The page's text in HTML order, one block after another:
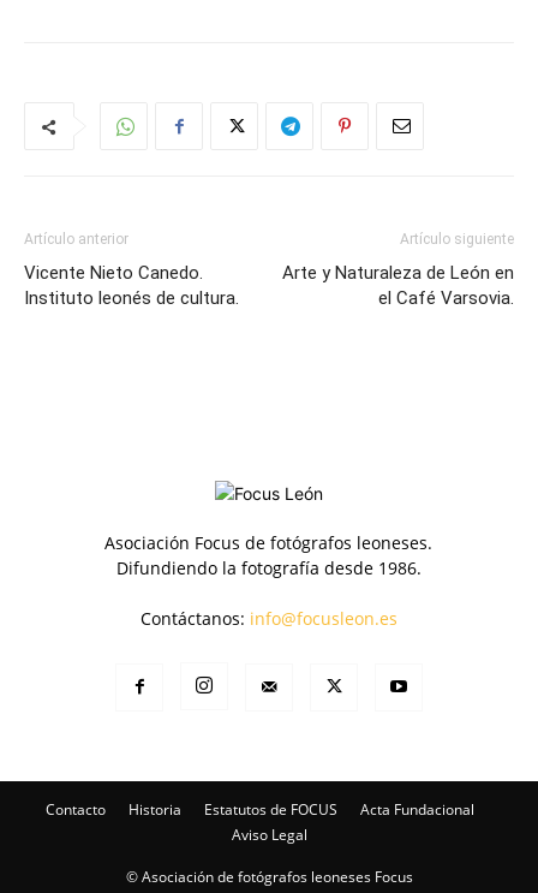
Artículo anterior
Vicente Nieto Canedo.
Instituto leonés de cultura.
Artículo siguiente
Arte y Naturaleza de León en
el Café Varsovia.
Asociación Focus de fotógrafos leoneses.
Difundiendo la fotografía desde 1986.
Contáctanos: info@focusleon.es
Contacto Historia Estatutos de FOCUS
Acta Fundacional
Aviso Legal
© Asociación de fotógrafos leoneses Focus